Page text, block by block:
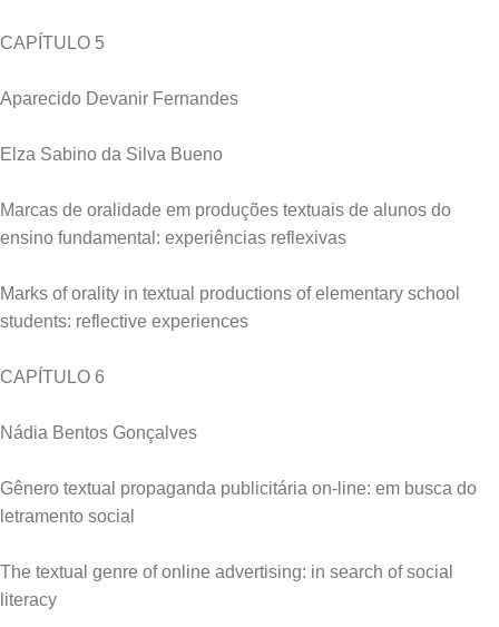
CAPÍTULO 5
Aparecido Devanir Fernandes
Elza Sabino da Silva Bueno
Marcas de oralidade em produções textuais de alunos do
ensino fundamental: experiências reflexivas
Marks of orality in textual productions of elementary school
students: reflective experiences
CAPÍTULO 6
Nádia Bentos Gonçalves
Gênero textual propaganda publicitária on-line: em busca do
letramento social
The textual genre of online advertising: in search of social
literacy